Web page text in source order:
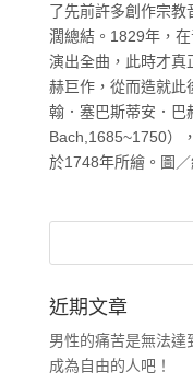
了先前許多創作宗教
濶總結。1829年，
演出全曲，此時才真
赫巨作，從而造就此
翰．塞巴斯蒂安．巴
Bach,1685~1750）
於1748年所繪。圖／
近期文章
男性的痛苦是無法達
成為自由的人吧！